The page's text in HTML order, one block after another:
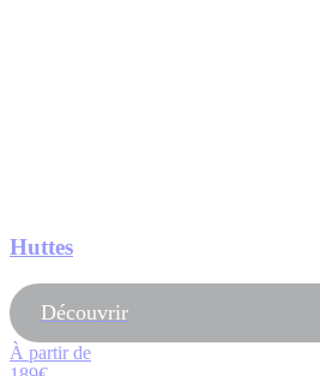
Huttes
Découvrir
À partir de